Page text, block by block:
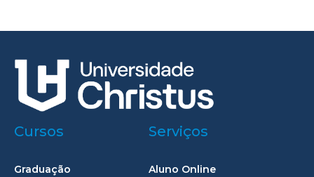
Cursos
Graduação
Serviços
Aluno Online